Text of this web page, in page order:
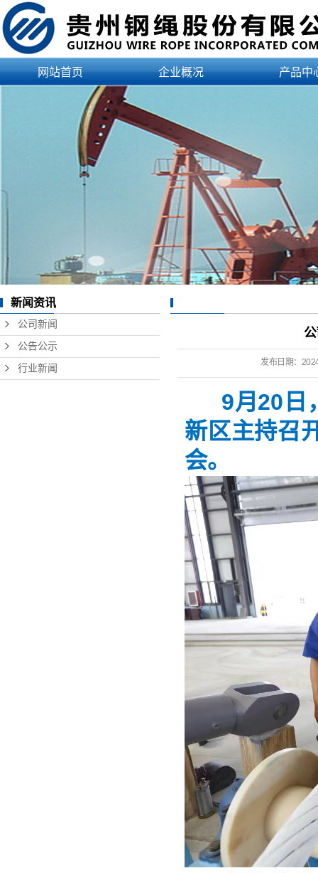
网站首页 企业概况
企业资质
领导介绍
治理结构
文化理念
发展历程
企业荣誉
产品中
新闻资讯
公司新闻
公告公示
行业新闻
发布日期：
9月20日
新区主持召
会。